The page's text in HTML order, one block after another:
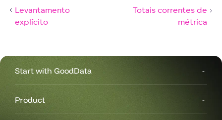
Levantamento
explícito
Totais correntes de
métrica
Start with GoodData
Product